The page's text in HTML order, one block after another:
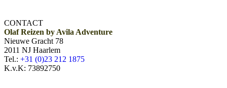
CONTACT
Olaf Reizen by Avila Adventure
Nieuwe Gracht 78
2011 NJ Haarlem
Tel.: +31 (0)23 212 1875
K.v.K: 73892750